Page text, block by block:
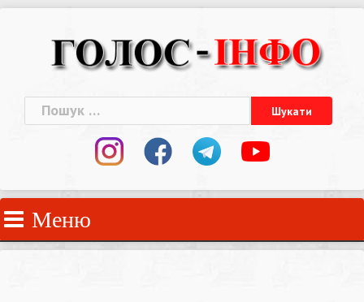
Пошук:
Меню